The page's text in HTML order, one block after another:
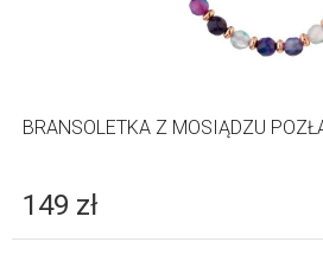
BRANSOLETKA Z MOSIĄDZU
149 zł